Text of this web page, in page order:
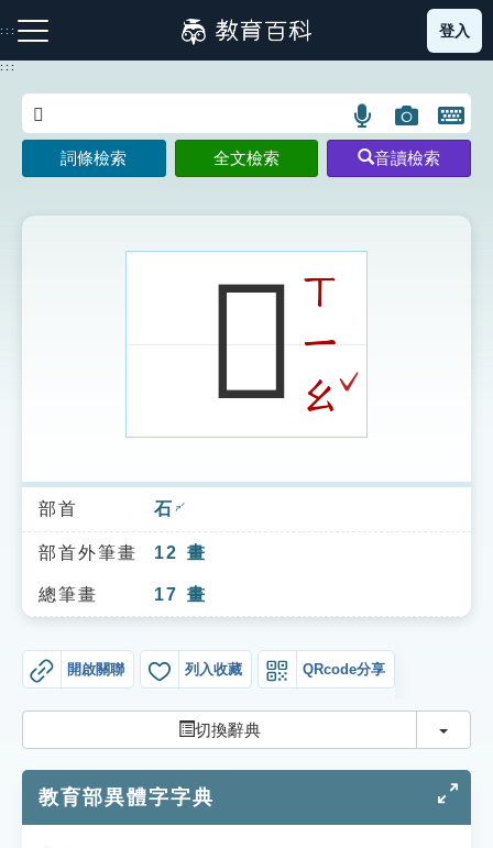
到
主
:::
注音索引圖示 筆畫索引圖示 部首索引表圖示
索引選單
知識索引
單字索引
貓頭鷹博士
登入
:::
語
言
搜
示
圖
片
搜
開
鍵
圖
詞條檢索 全文檢索 音讀檢索
𥕾ㄒ
ㄧ
ㄠ
ˇ
部首 石 ㄕˊ
部首外筆畫 12 畫
總筆畫 17 畫
開啟關聯 列入收藏 QRcode分享
切換辭典 切換
教育部異體字字典